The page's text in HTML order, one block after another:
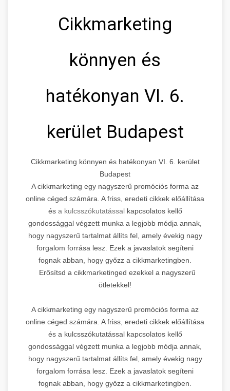
Cikkmarketing
könnyen és
hatékonyan VI. 6.
kerület Budapest
Cikkmarketing könnyen és hatékonyan VI. 6. kerület
Budapest
A cikkmarketing egy nagyszerű promóciós forma az
online céged számára. A friss, eredeti cikkek előállítása
ésa kulcsszókutatássalkapcsolatos kellő
gondossággal végzett munka a legjobb módja annak,
hogy nagyszerű tartalmat állíts fel, amely évekig nagy
forgalom forrása lesz. Ezek a javaslatok segíteni
fognak abban, hogy győzz a cikkmarketingben.
Erősítsd a cikkmarketinged ezekkel a nagyszerű
ötletekkel!
A cikkmarketing egy nagyszerű promóciós forma az
online céged számára. A friss, eredeti cikkek előállítása
és a kulcsszókutatással kapcsolatos kellő
gondossággal végzett munka a legjobb módja annak,
hogy nagyszerű tartalmat állíts fel, amely évekig nagy
forgalom forrása lesz. Ezek a javaslatok segíteni
fognak abban, hogy győzz a cikkmarketingben.